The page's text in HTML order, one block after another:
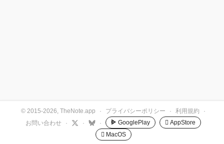
© 2015-2026, TheNote.app · プライバシーポリシー · 利用規約
·
お問い合わせ
· · · GooglePlay
 AppStore
 MacOS